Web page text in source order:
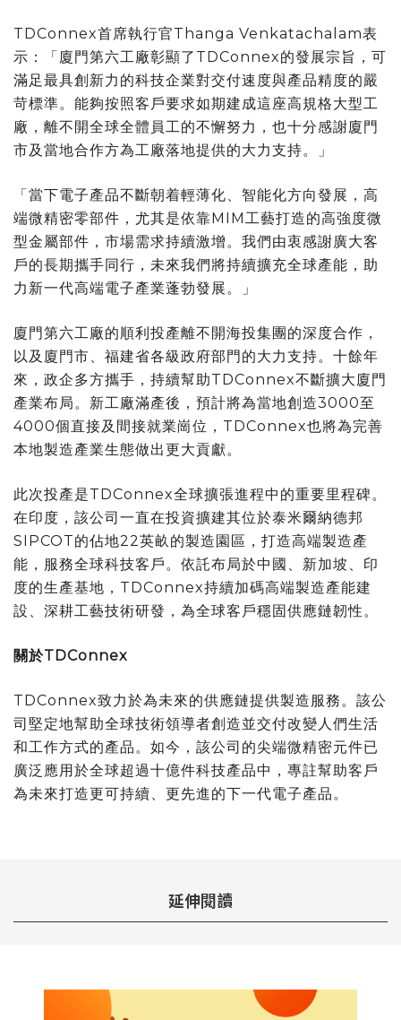
TDConnex首席執行官Thanga Venkatachalam表
示：「廈門第六工廠彰顯了TDConnex的發展宗旨，可
滿足最具創新力的科技企業對交付速度與產品精度的嚴
苛標準。能夠按照客戶要求如期建成這座高規格大型工
廠，離不開全球全體員工的不懈努力，也十分感謝廈門
市及當地合作方為工廠落地提供的大力支持。」
「當下電子產品不斷朝着輕薄化、智能化方向發展，高
端微精密零部件，尤其是依靠MIM工藝打造的高強度微
型金屬部件，市場需求持續激增。我們由衷感謝廣大客
戶的長期攜手同行，未來我們將持續擴充全球產能，助
力新一代高端電子產業蓬勃發展。」
廈門第六工廠的順利投產離不開海投集團的深度合作，
以及廈門市、福建省各級政府部門的大力支持。十餘年
來，政企多方攜手，持續幫助TDConnex不斷擴大廈門
產業布局。新工廠滿產後，預計將為當地創造3000至
4000個直接及間接就業崗位，TDConnex也將為完善
本地製造產業生態做出更大貢獻。
此次投產是TDConnex全球擴張進程中的重要里程碑。
在印度，該公司一直在投資擴建其位於泰米爾納德邦
SIPCOT的佔地22英畝的製造園區，打造高端製造產
能，服務全球科技客戶。依託布局於中國、新加坡、印
度的生產基地，TDConnex持續加碼高端製造產能建
設、深耕工藝技術研發，為全球客戶穩固供應鏈韌性。
關於TDConnex
TDConnex致力於為未來的供應鏈提供製造服務。該公
司堅定地幫助全球技術領導者創造並交付改變人們生活
和工作方式的產品。如今，該公司的尖端微精密元件已
廣泛應用於全球超過十億件科技產品中，專註幫助客戶
為未來打造更可持續、更先進的下一代電子產品。
延伸閱讀